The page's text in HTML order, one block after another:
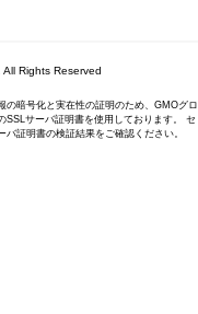
Rights Reserved
の暗号化と実在性の証明のため、GMOグロ
SSLサーバ証明書を使用しております。 セ
バ証明書の検証結果をご確認ください。